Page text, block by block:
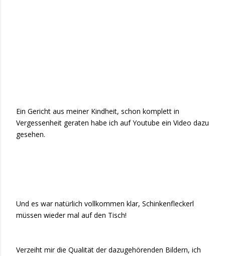
Ein Gericht aus meiner Kindheit, schon komplett in
Vergessenheit geraten habe ich auf Youtube ein Video dazu
gesehen.
Und es war natürlich vollkommen klar, Schinkenfleckerl
müssen wieder mal auf den Tisch!
Verzeiht mir die Qualität der dazugehörenden Bildern, ich